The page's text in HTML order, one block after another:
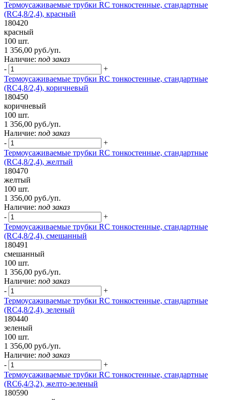
Термоусаживаемые трубки RC тонкостенные, стандартные
(RC4,8/2,4), красный
180420
красный
100 шт.
1 356,00 руб./уп.
Наличие: под заказ
-
+
Термоусаживаемые трубки RC тонкостенные, стандартные
(RC4,8/2,4), коричневый
180450
коричневый
100 шт.
1 356,00 руб./уп.
Наличие: под заказ
-
+
Термоусаживаемые трубки RC тонкостенные, стандартные
(RC4,8/2,4), желтый
180470
желтый
100 шт.
1 356,00 руб./уп.
Наличие: под заказ
-
+
Термоусаживаемые трубки RC тонкостенные, стандартные
(RC4,8/2,4), смешанный
180491
смешанный
100 шт.
1 356,00 руб./уп.
Наличие: под заказ
-
+
Термоусаживаемые трубки RC тонкостенные, стандартные
(RC4,8/2,4), зеленый
180440
зеленый
100 шт.
1 356,00 руб./уп.
Наличие: под заказ
-
+
Термоусаживаемые трубки RC тонкостенные, стандартные
(RC6,4/3,2), желто-зеленый
180590